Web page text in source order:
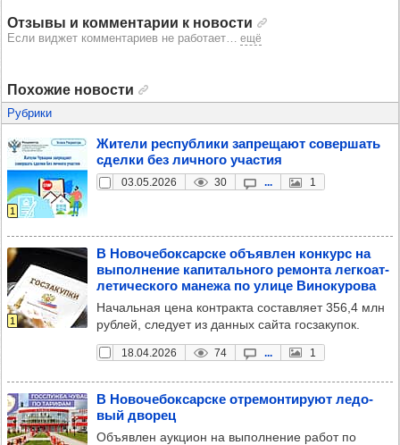
Отзывы и комментарии к новости
Если виджет комментариев не работает… ещё
Похожие новости
Рубрики
1
Жители рес­пуб­лики зап­ре­щают совер­шать
сделки без лич­ного учас­тия
03.05.2026 30 ... 1
1
В Ново­че­бок­сар­ске объ­яв­лен кон­курс на
выпол­не­ние капи­таль­ного ремонта лег­ко­ат­
ле­ти­чес­кого манежа по улице Вино­ку­рова
Начальная цена контракта составляет 356,4 млн
рублей, следует из данных сайта госзакупок.
18.04.2026 74 ... 1
В Ново­че­бок­сар­ске отре­мон­ти­руют ледо­
вый дво­рец
Объявлен аукцион на выполнение работ по